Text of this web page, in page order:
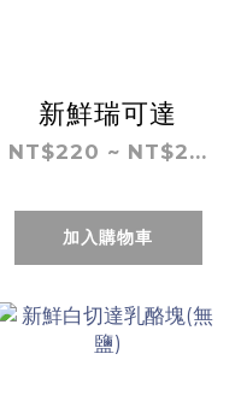
新鮮瑞可達
NT$220 ~ NT$2...
加入購物車